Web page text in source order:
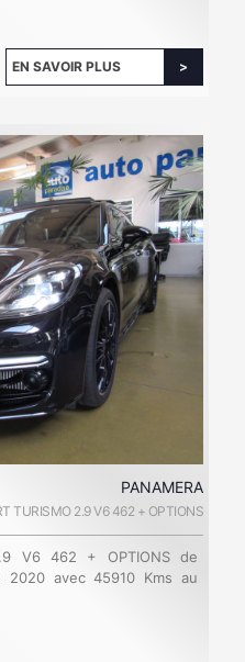
EN SAVOIR PLUS
PANAMERA
TURISMO 2.9 V6 462 + OPTIONS
V6 462 + OPTIONS de
2020 avec 45910 Kms au